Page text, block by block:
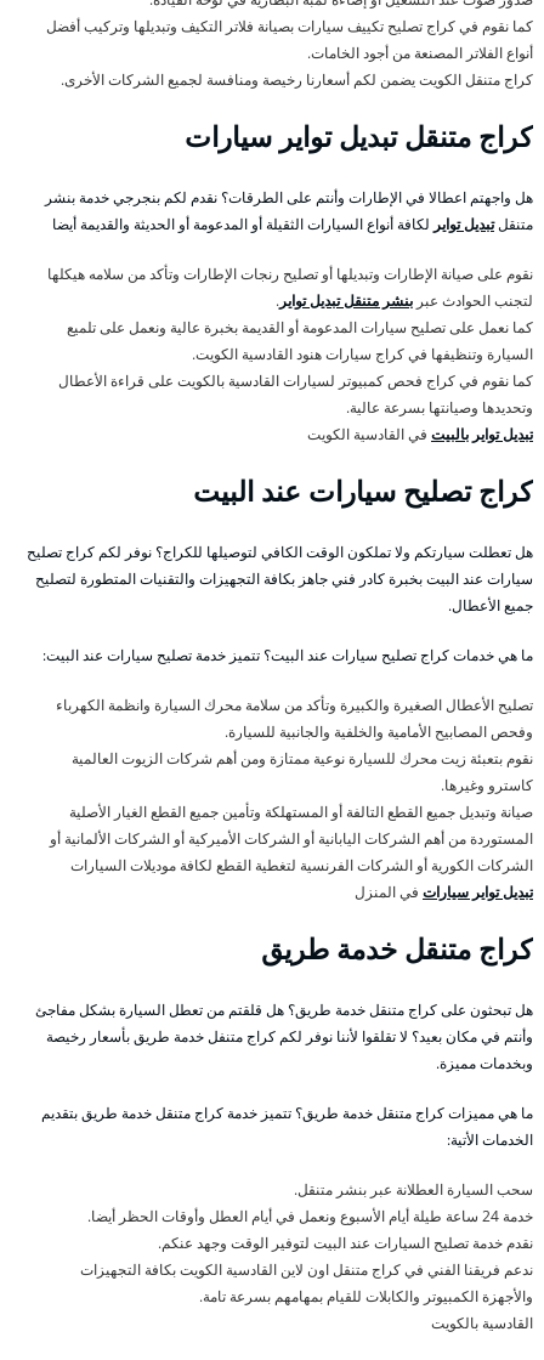
كما نقوم في كراج تصليح تكييف سيارات بصيانة فلاتر التكيف وتبديلها وتركيب أفضل
أنواع الفلاتر المصنعة من أجود الخامات.
كراج متنقل الكويت يضمن لكم أسعارنا رخيصة ومنافسة لجميع الشركات الأخرى.
كراج متنقل تبديل تواير سيارات
هل واجهتم اعطالا في الإطارات وأنتم على الطرقات؟ نقدم لكم بنجرجي خدمة بنشر
متنقلتبديل تواير لكافة أنواع السيارات الثقيلة أو المدعومة أو الحديثة والقديمة أيضا
نقوم على صيانة الإطارات وتبديلها أو تصليح رنجات الإطارات وتأكد من سلامه هيكلها
لتجنب الحوادث عبر بنشر متنقل تبديل تواير.
كما نعمل على تصليح سيارات المدعومة أو القديمة بخبرة عالية ونعمل على تلميع
السيارة وتنظيفها في كراج سيارات هنود القادسية الكويت.
كما نقوم في كراج فحص كمبيوتر لسيارات القادسية بالكويت على قراءة الأعطال
وتحديدها وصيانتها بسرعة عالية.
تبديل تواير بالبيت في القادسية الكويت
كراج تصليح سيارات عند البيت
هل تعطلت سيارتكم ولا تملكون الوقت الكافي لتوصيلها للكراج؟ نوفر لكم كراج تصليح
سيارات عند البيت بخبرة كادر فني جاهز بكافة التجهيزات والتقنيات المتطورة لتصليح
جميع الأعطال.
ما هي خدمات كراج تصليح سيارات عند البيت؟ تتميز خدمة تصليح سيارات عند البيت:
تصليح الأعطال الصغيرة والكبيرة وتأكد من سلامة محرك السيارة وانظمة الكهرباء
وفحص المصابيح الأمامية والخلفية والجانبية للسيارة.
نقوم بتعبئة زيت محرك للسيارة نوعية ممتازة ومن أهم شركات الزيوت العالمية
كاسترو وغيرها.
صيانة وتبديل جميع القطع التالفة أو المستهلكة وتأمين جميع القطع الغيار الأصلية
المستوردة من أهم الشركات اليابانية أو الشركات الأميركية أو الشركات الألمانية أو
الشركات الكورية أو الشركات الفرنسية لتغطية القطع لكافة موديلات السيارات
تبديل تواير سيارات في المنزل
كراج متنقل خدمة طريق
هل تبحثون على كراج متنقل خدمة طريق؟ هل قلقتم من تعطل السيارة بشكل مفاجئ
وأنتم في مكان بعيد؟ لا تقلقوا لأننا نوفر لكم كراج متنفل خدمة طريق بأسعار رخيصة
وبخدمات مميزة.
ما هي مميزات كراج متنقل خدمة طريق؟ تتميز خدمة كراج متنقل خدمة طريق بتقديم
الخدمات الأتية:
سحب السيارة العطلانة عبر بنشر متنقل.
خدمة 24 ساعة طيلة أيام الأسبوع ونعمل في أيام العطل وأوقات الحظر أيضا.
نقدم خدمة تصليح السيارات عند البيت لتوفير الوقت وجهد عنكم.
ندعم فريقنا الفني في كراج متنقل اون لاين القادسية الكويت بكافة التجهيزات
والأجهزة الكمبيوتر والكابلات للقيام بمهامهم بسرعة تامة.
القادسية بالكويت